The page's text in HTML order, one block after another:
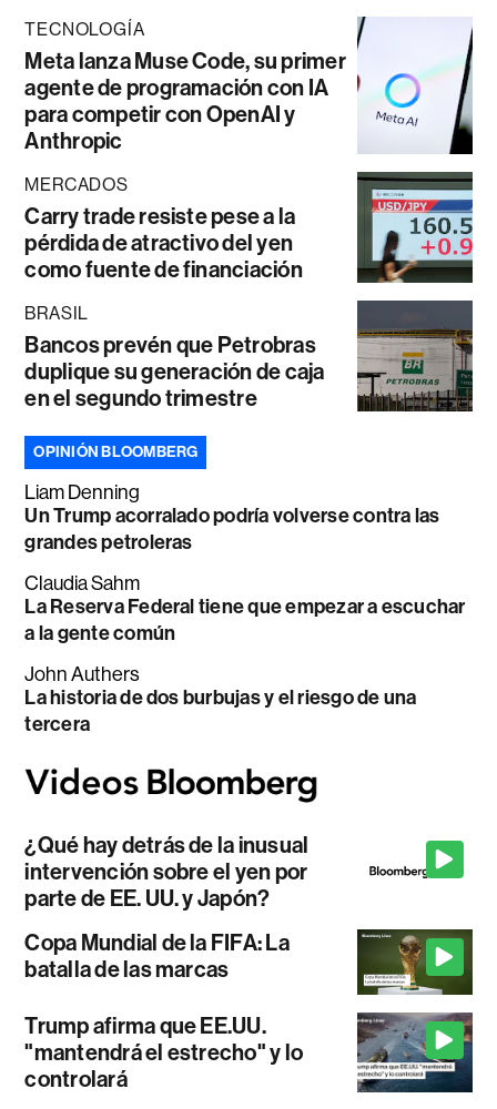
TECNOLOGÍA
Meta lanza Muse Code, su primer
agente de programación con IA
para competir con OpenAI y
Anthropic
MERCADOS
Carry trade resiste pese a la
pérdida de atractivo del yen
como fuente de financiación
BRASIL
Bancos prevén que Petrobras
duplique su generación de caja
en el segundo trimestre
OPINIÓN BLOOMBERG
Liam Denning
Un Trump acorralado podría volverse contra las
grandes petroleras
Claudia Sahm
La Reserva Federal tiene que empezar a escuchar
a la gente común
John Authers
La historia de dos burbujas y el riesgo de una
tercera
¿Qué hay detrás de la inusual
intervención sobre el yen por
parte de EE. UU. y Japón?
Copa Mundial de la FIFA: La
batalla de las marcas
Trump afirma que EE.UU.
"mantendrá el estrecho" y lo
controlará